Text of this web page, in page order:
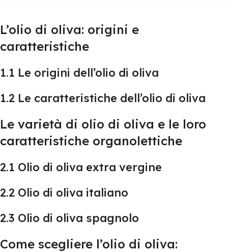
L’olio di oliva: origini e
caratteristiche
1.1 Le origini dell’olio di oliva
1.2 Le caratteristiche dell’olio di oliva
Le varietà di olio di oliva e le loro
caratteristiche organolettiche
2.1 Olio di oliva extra vergine
2.2 Olio di oliva italiano
2.3 Olio di oliva spagnolo
Come scegliere l’olio di oliva: